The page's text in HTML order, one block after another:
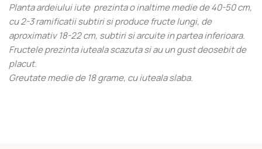
Planta ardeiului iute prezinta o inaltime medie de 40-50 cm,
cu 2-3 ramificatii subtiri si produce fructe lungi, de
aproximativ 18-22 cm, subtiri si arcuite in partea inferioara.
Fructele prezinta iuteala scazuta si au un gust deosebit de
placut.
Greutate medie de 18 grame, cu iuteala slaba.